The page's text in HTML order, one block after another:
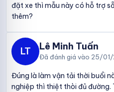
đặt xe thì mẫu này có hỗ trợ
thêm?
LT Lê Minh Tuấn
Đã đánh giá vào 25/
Đúng là làm vận tải thời buổi
nghiệp thì thiệt thòi đủ